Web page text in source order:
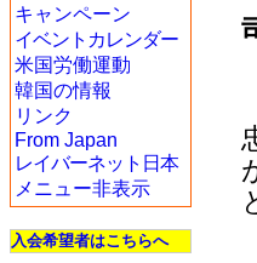
キャンペーン
イベントカレンダー
米国労働運動
韓国の情報
リンク
From Japan
レイバーネット日本
メニュー非表示
入会希望者はこちらへ